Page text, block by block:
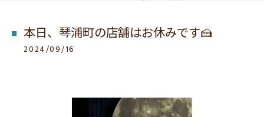
本日、琴浦町の店舗はお休みです🍰
2024/09/16